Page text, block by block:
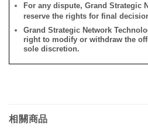
For any dispute, Grand Strategic
reserve the rights for final
Grand Strategic Network
right to modify or withdraw the
sole discretion.
相關商品